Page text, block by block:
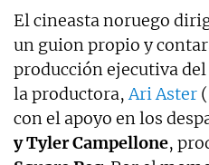
El cineasta noruego
un guion propio y
producción ejecutiva
la productora,Ari Aster (
con el apoyo en los
y Tyler Campellone,